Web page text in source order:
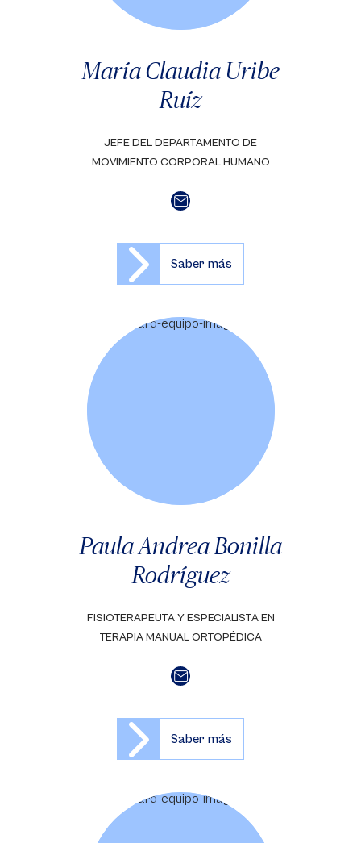
María Claudia Uribe
Ruíz
JEFE DEL DEPARTAMENTO DE
MOVIMIENTO CORPORAL HUMANO
Saber más
Paula Andrea Bonilla
Rodríguez
FISIOTERAPEUTA Y ESPECIALISTA EN
TERAPIA MANUAL ORTOPÉDICA
Saber más